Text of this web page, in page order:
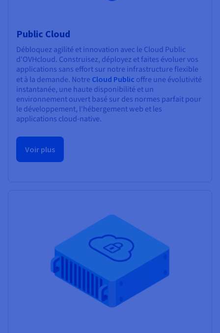
Public Cloud
Débloquez agilité et innovation avec le Cloud Public
d'OVHcloud. Construisez, déployez et faites évoluer vos
applications sans effort sur notre infrastructure flexible
et à la demande. Notre Cloud Public offre une évolutivité
instantanée, une haute disponibilité et un
environnement ouvert basé sur des normes parfait pour
le développement, l'hébergement web et les
applications cloud-native.
Voir plus